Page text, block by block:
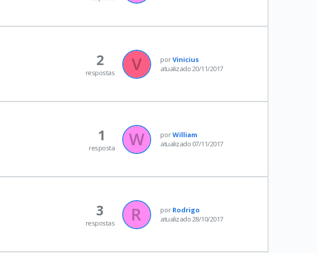
porVinicius
atualizado 20/11/2017
2
respostas
porWilliam
atualizado 07/11/2017
1
resposta
por Rodrigo
atualizado 28/10/2017
3
respostas